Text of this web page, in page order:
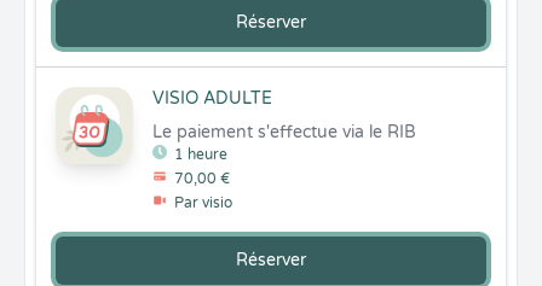
Réserver
VISIO ADULTE
1 heure
70,00 €
Par visio
Le paiement s'effectue via le RIB
Réserver